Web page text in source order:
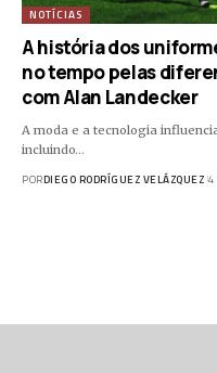
NOTÍCIAS
A história dos
no tempo pelas
com Alan Landecker
A moda e a tecnologia
incluindo…
PORDIEGO RODRÍGUEZ VELÁZQUEZ 4